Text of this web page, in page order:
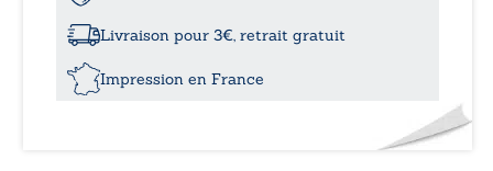
sulfures
Livraison pour 3€, retrait gratuit
Impression en France